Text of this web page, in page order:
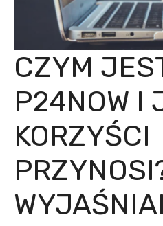
CZYM
P24NOW I
KORZYŚCI